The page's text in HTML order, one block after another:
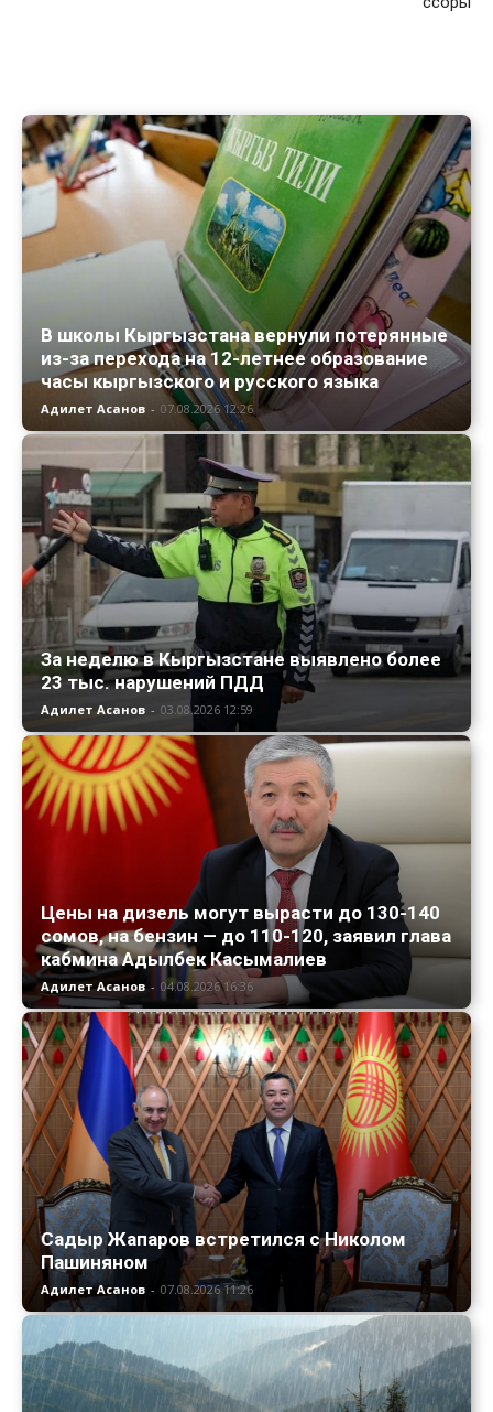
В школы Кыргызстана вернули потерянные
из-за перехода на 12-летнее образование
часы кыргызского и русского языка
Адилет Асанов - 07.08.2026 12:26
За неделю в Кыргызстане выявлено более
23 тыс. нарушений ПДД
Адилет Асанов - 03.08.2026 12:59
Цены на дизель могут вырасти до 130-140
сомов, на бензин — до 110-120, заявил глава
кабмина Адылбек Касымалиев
Адилет Асанов - 04.08.2026 16:36
Садыр Жапаров встретился с Николом
Пашиняном
Адилет Асанов - 07.08.2026 11:26